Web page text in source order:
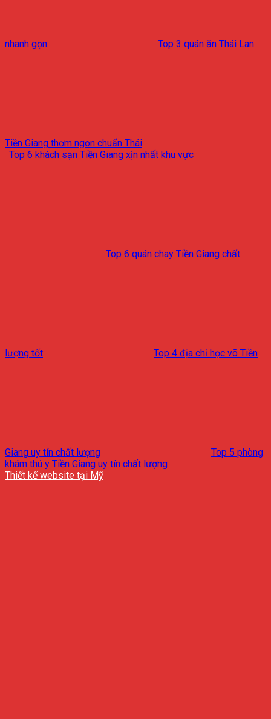
nhanh gọn Top 3 quán ăn Thái Lan
Tiền Giang thơm ngon chuẩn Thái
Top 6 khách sạn Tiền Giang xịn nhất khu vực
Top 6 quán chay Tiền Giang chất
lượng tốt Top 4 địa chỉ học võ Tiền
Giang uy tín chất lượng
Top 5 phòng
khám thú y Tiền Giang uy tín chất lượng
Thiết kế website tại Mỹ